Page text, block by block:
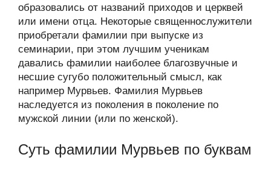
образовались от названий приходов и церквей
или имени отца. Некоторые священнослужители
приобретали фамилии при выпуске из
семинарии, при этом лучшим ученикам
давались фамилии наиболее благозвучные и
несшие сугубо положительный смысл, как
например Мурвьев. Фамилия Мурвьев
наследуется из поколения в поколение по
мужской линии (или по женской).
Суть фамилии Мурвьев по буквам